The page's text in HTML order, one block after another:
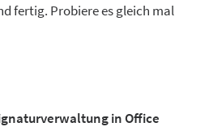
fertig. Probiere es gleich mal
in Office